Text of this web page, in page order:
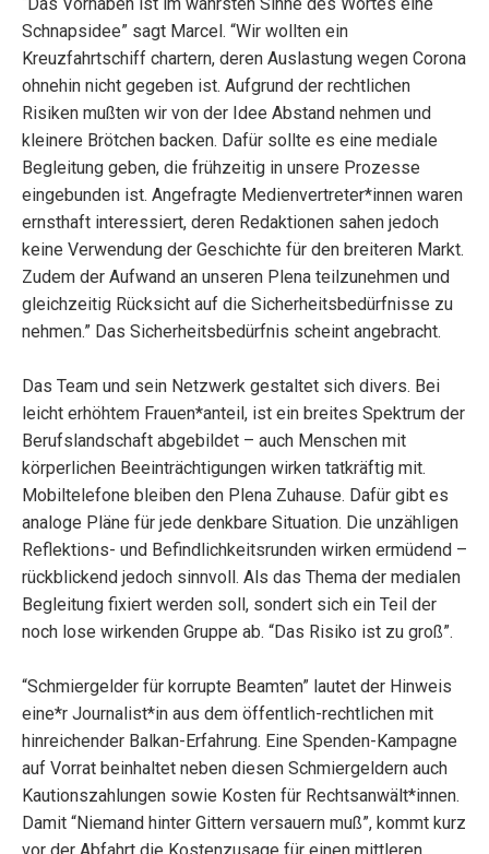
Schnapsidee” sagt Marcel. “Wir wollten ein
Kreuzfahrtschiff chartern, deren Auslastung wegen Corona
ohnehin nicht gegeben ist. Aufgrund der rechtlichen
Risiken mußten wir von der Idee Abstand nehmen und
kleinere Brötchen backen. Dafür sollte es eine mediale
Begleitung geben, die frühzeitig in unsere Prozesse
eingebunden ist. Angefragte Medienvertreter*innen waren
ernsthaft interessiert, deren Redaktionen sahen jedoch
keine Verwendung der Geschichte für den breiteren Markt.
Zudem der Aufwand an unseren Plena teilzunehmen und
gleichzeitig Rücksicht auf die Sicherheitsbedürfnisse zu
nehmen.” Das Sicherheitsbedürfnis scheint angebracht.
Das Team und sein Netzwerk gestaltet sich divers. Bei
leicht erhöhtem Frauen*anteil, ist ein breites Spektrum der
Berufslandschaft abgebildet – auch Menschen mit
körperlichen Beeinträchtigungen wirken tatkräftig mit.
Mobiltelefone bleiben den Plena Zuhause. Dafür gibt es
analoge Pläne für jede denkbare Situation. Die unzähligen
Reflektions- und Befindlichkeitsrunden wirken ermüdend –
rückblickend jedoch sinnvoll. Als das Thema der medialen
Begleitung fixiert werden soll, sondert sich ein Teil der
noch lose wirkenden Gruppe ab. “Das Risiko ist zu groß”.
“Schmiergelder für korrupte Beamten” lautet der Hinweis
eine*r Journalist*in aus dem öffentlich-rechtlichen mit
hinreichender Balkan-Erfahrung. Eine Spenden-Kampagne
auf Vorrat beinhaltet neben diesen Schmiergeldern auch
Kautionszahlungen sowie Kosten für Rechtsanwält*innen.
Damit “Niemand hinter Gittern versauern muß”, kommt kurz